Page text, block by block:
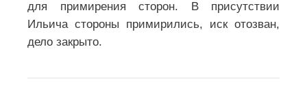
для примирения сторон. В присутствии
Ильича стороны примирились, иск отозван,
дело закрыто.